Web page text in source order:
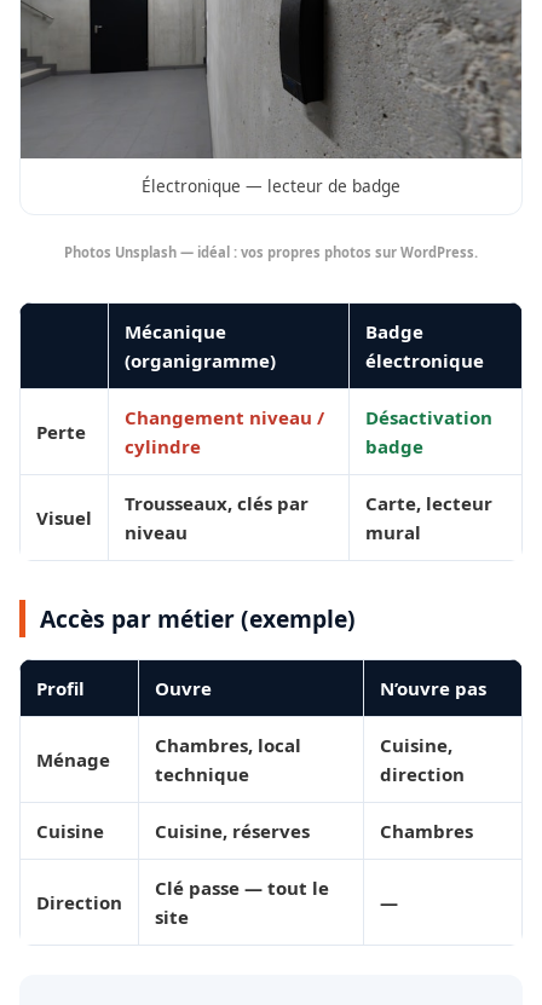
Électronique — lecteur de badge
Photos Unsplash — idéal : vos propres photos sur WordPress.
Mécanique
(organigramme)
Badge
électronique
Perte
Changement niveau /
cylindre
Désactivation
badge
Visuel
Trousseaux, clés par
niveau
Carte, lecteur
mural
Accès par métier (exemple)
Profil Ouvre N’ouvre pas
Ménage
Chambres, local
technique
Cuisine,
direction
Cuisine Cuisine, réserves Chambres
Direction
Clé passe — tout le
site
—